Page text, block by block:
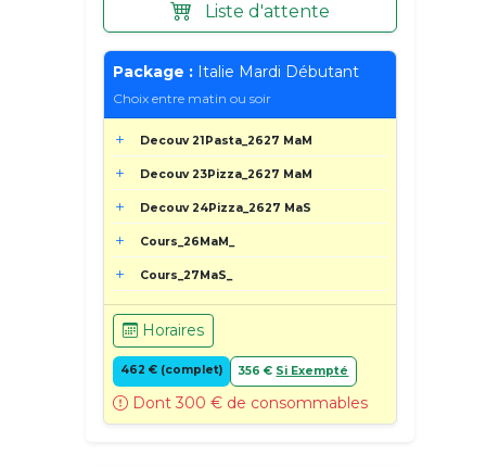
Liste d'attente
Package : Italie Mardi Débutant
Choix entre matin ou soir
Decouv 21Pasta_2627 MaM
Decouv 23Pizza_2627 MaM
Decouv 24Pizza_2627 MaS
Cours_26MaM_
Cours_27MaS_
Horaires
462 € (complet) 356 € Si Exempté
Dont 300 € de consommables